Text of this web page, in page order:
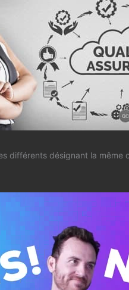
différents désignant la même